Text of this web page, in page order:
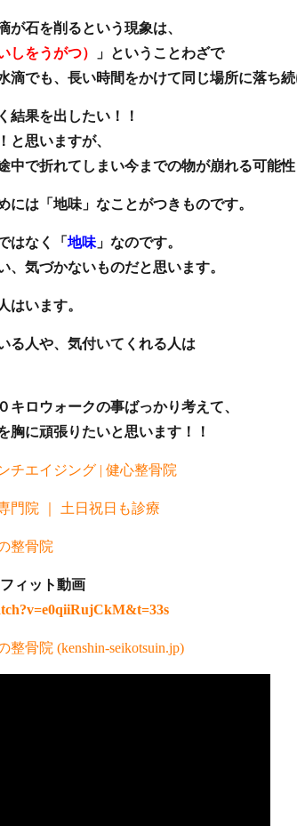
が石を削るという現象は、
しをうがつ）
」ということわざで
滴でも、長い時間をかけて同じ場所に落ち
結果を出したい！！
と思いますが、
中で折れてしまい今までの物が崩れる可能性
には「地味」なことがつきものです。
はなく「 地味 」なのです。
、気づかないものだと思います。
はいます。
る人や、気付いてくれる人は
キロウォークの事ばっかり考えて、
胸に頑張りたいと思います！！
チエイジング | 健心整骨院
門院 ｜ 土日祝日も診療
整骨院
ィット動画
骨院 (kenshin-seikotsuin.jp)